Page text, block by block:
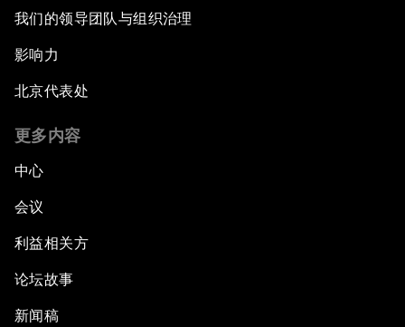
我们的领导团队与组织治理
影响力
北京代表处
更多内容
中心
会议
利益相关方
论坛故事
新闻稿